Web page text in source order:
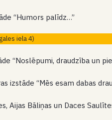
“Humors palīdz…”
iela 4)
“Noslēpumi, draudzība un
izstāde “Mēs esam dabas
Aijas Bāliņas un Daces